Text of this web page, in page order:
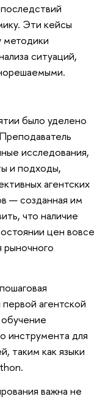
Эти кейсы
методики
ситуаций,
было уделено
исследования,
и подходы,
агентских
— созданная им
что наличие
цен вовсе
рыночного
агентской
инструмента для
таким как языки
важна не